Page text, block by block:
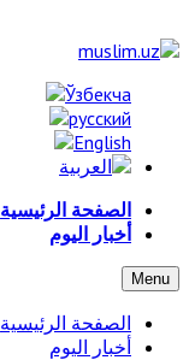
الصفحة الرئيسية
أخبار اليوم
Menu
الصفحة الرئيسية
أخبار اليوم